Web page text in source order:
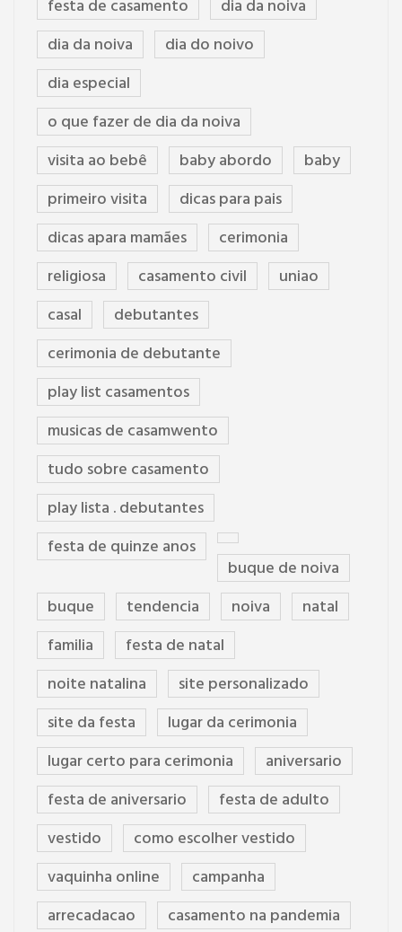
festa de casamento
dia da noiva
dia da noiva
dia do noivo
dia especial
o que fazer de dia da noiva
visita ao bebê
baby abordo
baby
primeiro visita
dicas para pais
dicas apara mamães
cerimonia
religiosa
casamento civil
uniao
casal
debutantes
cerimonia de debutante
play list casamentos
musicas de casamwento
tudo sobre casamento
play lista . debutantes
festa de quinze anos
buque de noiva
buque
tendencia noiva
natal
familia
festa de natal
noite natalina
site personalizado
site da festa
lugar da cerimonia
lugar certo para cerimonia
aniversario
festa de aniversario
festa de adulto
vestido
como escolher vestido
vaquinha online
campanha
arrecadacao
casamento na pandemia